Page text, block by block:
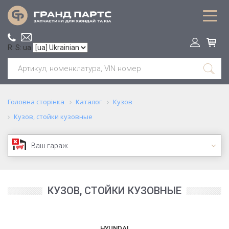
R: S: ua
Головна сторінка Каталог
Кузов
Кузов, стойки кузовные
Ваш гараж
КУЗОВ, СТОЙКИ КУЗОВНЫЕ